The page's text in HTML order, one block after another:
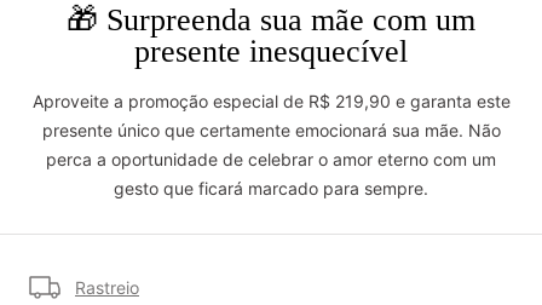
🎁 Surpreenda sua mãe com um
presente inesquecível
Aproveite a promoção especial de R$ 219,90 e garanta este
presente único que certamente emocionará sua mãe. Não
perca a oportunidade de celebrar o amor eterno com um
gesto que ficará marcado para sempre.
Rastreio